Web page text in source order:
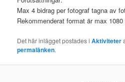
Max 4 bidrag per fotograf tagna av
Rekommenderat format är max
Det här inlägget postades iAktiviteter
permalänken.